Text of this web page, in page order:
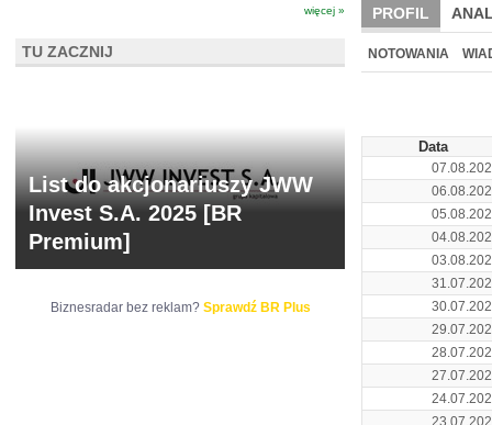
PROFIL
BR LAB
NOTOWANIA
Data
więcej »
TU ZACZNIJ
List do akcjonariuszy JWW
Invest S.A. 2025 [BR
Premium]
Biznesradar bez reklam? Sprawdź BR Plus